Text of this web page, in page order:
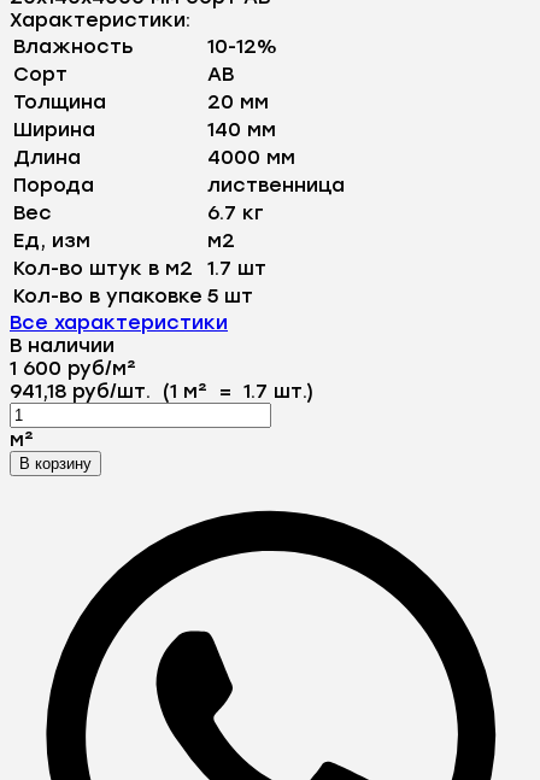
Характеристики:
Влажность
10-12%
Сорт
AB
Толщина
20 мм
Ширина
140 мм
Длина
4000 мм
Порода
лиственница
Вес
6.7 кг
Ед, изм
м2
Кол-во штук в м2
1.7 шт
Кол-во в упаковке 5 шт
Все характеристики
В наличии
1 600 руб/м²
941,18 руб/шт. (1 м² = 1.7 шт.)
м²
В корзину